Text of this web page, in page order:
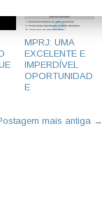
MPRJ: UMA
EXCELENTE E
IMPERDÍVEL
OPORTUNIDAD
E
mais antiga →